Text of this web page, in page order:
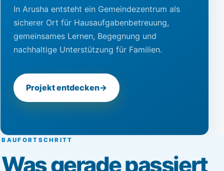
In Arusha entsteht ein Gemeindezentrum als
sicherer Ort für Hausaufgabenbetreuung,
gemeinsames Lernen, Begegnung und
nachhaltige Unterstützung für Familien.
Projekt entdecken→
BAUFORTSCHRITT
Was gerade passiert